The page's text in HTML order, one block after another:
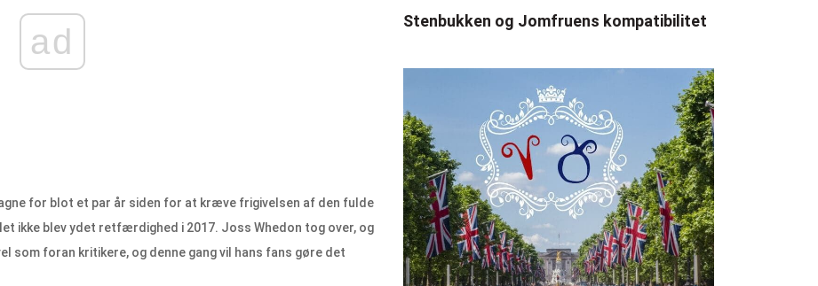
ad
for blot et par år siden for at kræve frigivelsen af ​​den fulde
ikke blev ydet retfærdighed i 2017. Joss Whedon tog over, og
som foran kritikere, og denne gang vil hans fans gøre det
Stenbukken og Jomfruens kompatibilitet